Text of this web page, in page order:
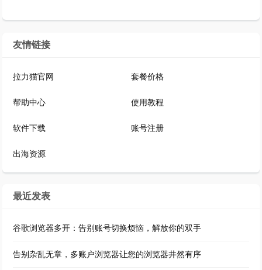
友情链接
拉力猫官网 套餐价格
帮助中心 使用教程
软件下载 账号注册
出海资源
最近发表
谷歌浏览器多开：告别账号切换烦恼，解放你的双手
告别杂乱无章，多账户浏览器让您的浏览器井然有序